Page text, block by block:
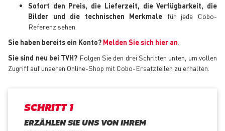
Sofort den Preis, die Lieferzeit, die Verfügbarkeit, die
Bilder und die technischen Merkmale für jede Cobo-
Referenz sehen.
Sie haben bereits ein Konto? Melden Sie sich hier an
Sie sind neu bei TVH? Folgen Sie den drei Schritten unten, um vollen
Zugriff auf unseren Online-Shop mit Cobo-Ersatzteilen zu erhalten.
SCHRITT 1
ERZÄHLEN SIE UNS VON IHREM